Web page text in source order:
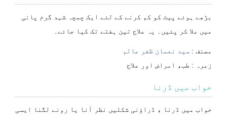
بڑھے ہوئے پیٹ کو کم کرنے کے لئے ایک چمچہ شہد گرم پانی
میں ملا کر پئیں۔ یہ علاج تین ہفتے تک کیا جائے۔
مصنف : سید نعمان ظفر عالم
⁠⁠⁠زمرہ : طب، امراض اور علاج
خواب میں ڈرنا
خواب میں ڈرنا ، ڈراؤنی شکلیں نظر آنا یا رونے لگنا ایسی